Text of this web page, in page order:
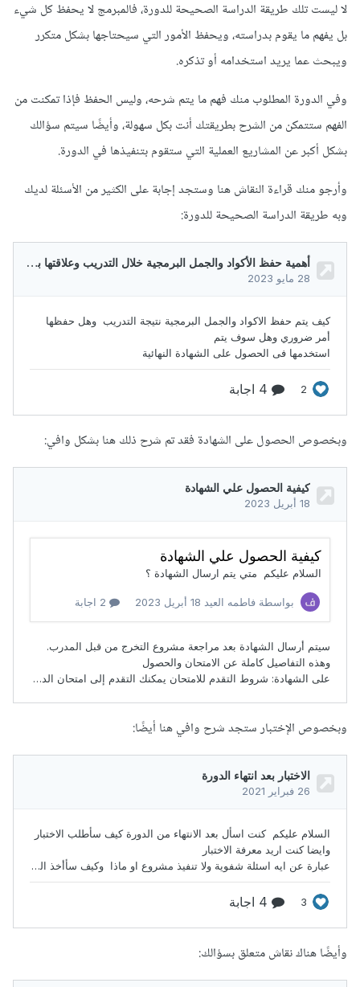
لا ليست تلك طريقة الدراسة الصحيحة للدورة، فالمبرمج لا يحفظ كل شيء
بل يفهم ما يقوم بدراسته، ويحفظ الأمور التي سيحتاجها بشكل متكرر
ويبحث عما يريد استخدامه أو تذكره.
وفي الدورة المطلوب منك فهم ما يتم شرحه، وليس الحفظ فإذا تمكنت من
الفهم ستتمكن من الشرح بطريقتك أنت بكل سهولة، وأيضًا سيتم سؤالك
بشكل أكبر عن المشاريع العملية التي ستقوم بتنفيذها في الدورة.
وأرجو منك قراءة النقاش هنا وستجد إجابة على الكثير من الأسئلة لديك
وبه طريقة الدراسة الصحيحة للدورة:
وبخصوص الحصول على الشهادة فقد تم شرح ذلك هنا بشكل وافي:
وبخصوص الإختبار ستجد شرح وافي هنا أيضًا:
وأيضًا هناك نقاش متعلق بسؤالك: